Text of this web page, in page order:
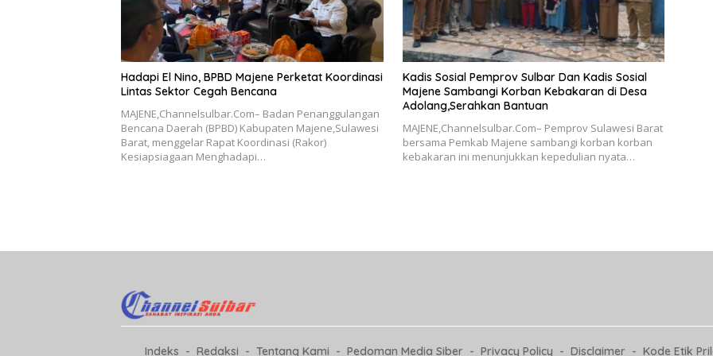
Hadapi El Nino, BPBD Majene Perketat Koordinasi
Lintas Sektor Cegah Bencana
MAJENE,Channelsulbar.Com– Badan Penanggulangan
Bencana Daerah (BPBD) Kabupaten Majene,Sulawesi
Barat, menggelar Rapat Koordinasi (Rakor)
Kesiapsiagaan Menghadapi…
Kadis Sosial Pemprov Sulbar Dan Kadis Sosial
Majene Sambangi Korban Kebakaran di Desa
Adolang,Serahkan Bantuan
MAJENE,Channelsulbar.Com– Pemprov Sulawesi Barat
bersama Pemkab Majene sambangi korban korban
kebakaran ini menunjukkan kepedulian nyata…
Indeks Redaksi Tentang Kami Pedoman Media Siber Privacy Policy Disclaimer Kode Etik